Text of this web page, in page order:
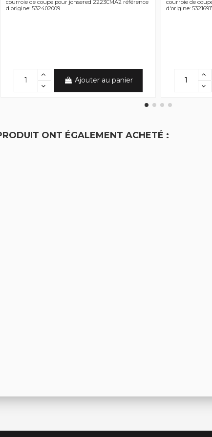
courroie de coupe pour jonsered 2223CMA2 référence
d'origine: 532402009
Ajouter au panier
courroie de
d'origine:
ONT ÉGALEMENT ACHETÉ :